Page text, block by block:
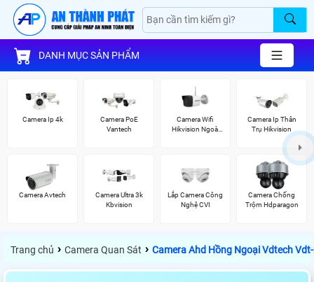
DANH MỤC SẢN PHẨM
Camera Ip 4k
Camera PoE
Vantech
Camera Wifi
Hikvision Ngoài
Camera Ip Thân
Trụ Hikvision
Camera Avtech
Camera Ultra 3k
Kbvision
Lắp Camera Công
Nghệ CVI
Camera Chống
Trộm Hdparagon
Trang chủ › Camera Quan Sát › Camera Ahd Hồng Ngoại Vdtech